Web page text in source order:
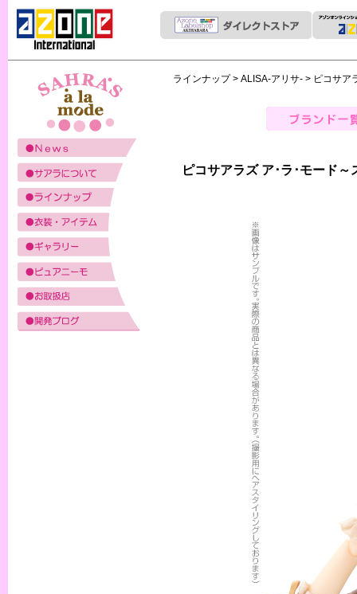
ラインナップ> ALISA-アリサ- > ピコサア
ピコサアラズ ア･ラ･モード